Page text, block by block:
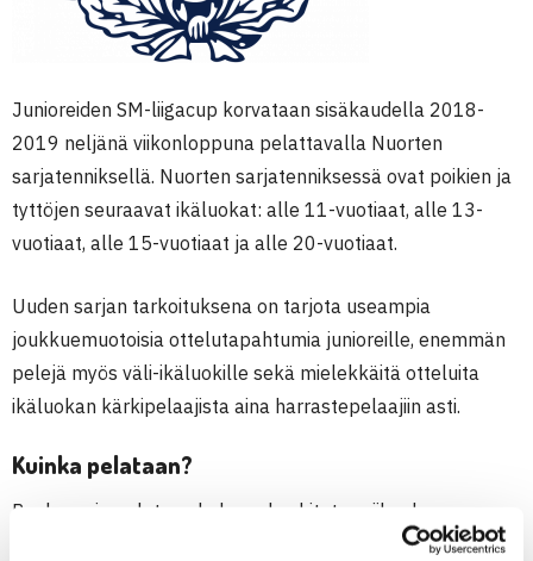
Junioreiden SM-liigacup korvataan sisäkaudella 2018-
2019 neljänä viikonloppuna pelattavalla Nuorten
sarjatenniksellä. Nuorten sarjatenniksessä ovat poikien ja
tyttöjen seuraavat ikäluokat: alle 11-vuotiaat, alle 13-
vuotiaat, alle 15-vuotiaat ja alle 20-vuotiaat.
Uuden sarjan tarkoituksena on tarjota useampia
joukkuemuotoisia ottelutapahtumia junioreille, enemmän
pelejä myös väli-ikäluokille sekä mielekkäitä otteluita
ikäluokan kärkipelaajista aina harrastepelaajiin asti.
Kuinka pelataan?
Runkosarja pelataan kolmen keskitetyn viikonlopun